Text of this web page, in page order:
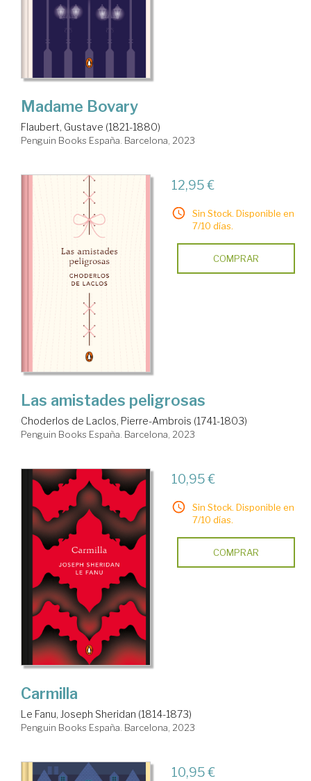
Madame Bovary
Flaubert, Gustave (1821-1880)
Penguin Books España. Barcelona, 2023
12,95 €
Sin Stock. Disponible en
7/10 días.
COMPRAR
Las amistades peligrosas
Choderlos de Laclos, Pierre-Ambrois (1741-1803)
Penguin Books España. Barcelona, 2023
10,95 €
Sin Stock. Disponible en
7/10 días.
COMPRAR
Carmilla
Le Fanu, Joseph Sheridan (1814-1873)
Penguin Books España. Barcelona, 2023
10,95 €